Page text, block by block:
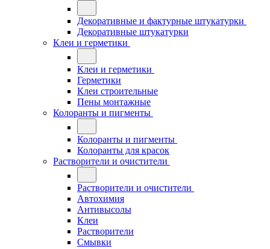
Декоративные и фактурные штукатурки
Декоративные штукатурки
Клеи и герметики
Клеи и герметики
Герметики
Клеи строительные
Пены монтажные
Колоранты и пигменты
Колоранты и пигменты
Колоранты для красок
Растворители и очистители
Растворители и очистители
Автохимия
Антивысолы
Клеи
Растворители
Смывки